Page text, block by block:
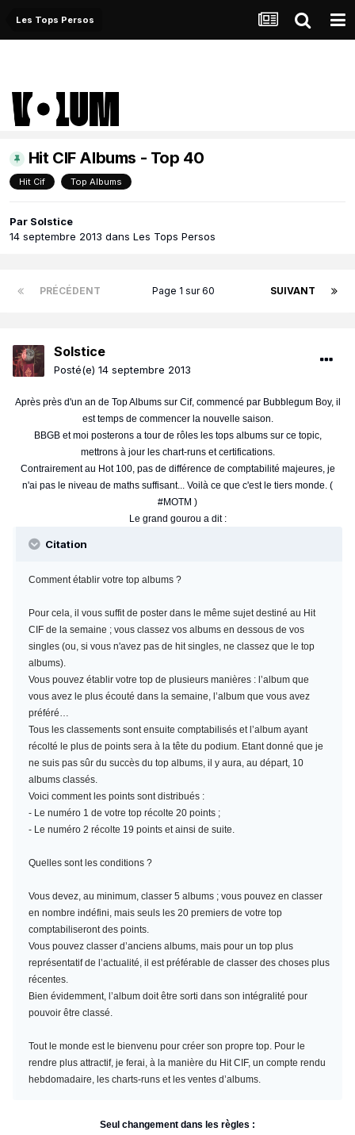
Les Tops Persos
Hit CIF Albums - Top 40
Hit Cif Top Albums
Par Solstice
14 septembre 2013 dans Les Tops Persos
PRÉCÉDENT SUIVANT
Page 1 sur 60
Solstice
Posté(e) 14 septembre 2013
Après près d'un an de Top Albums sur Cif, commencé par Bubblegum Boy, il
est temps de commencer la nouvelle saison.
BBGB et moi posterons a tour de rôles les tops albums sur ce topic,
mettrons à jour les chart-runs et certifications.
Contrairement au Hot 100, pas de différence de comptabilité majeures, je
n'ai pas le niveau de maths suffisant... Voilà ce que c'est le tiers monde. (
#MOTM )
Le grand gourou a dit :
Citation
Comment établir votre top albums ?
Pour cela, il vous suffit de poster dans le même sujet destiné au Hit
CIF de la semaine ; vous classez vos albums en dessous de vos
singles (ou, si vous n'avez pas de hit singles, ne classez que le top
albums).
Vous pouvez établir votre top de plusieurs manières : l’album que
vous avez le plus écouté dans la semaine, l’album que vous avez
préféré…
Tous les classements sont ensuite comptabilisés et l’album ayant
récolté le plus de points sera à la tête du podium. Etant donné que je
ne suis pas sûr du succès du top albums, il y aura, au départ, 10
albums classés.
Voici comment les points sont distribués :
- Le numéro 1 de votre top récolte 20 points ;
- Le numéro 2 récolte 19 points et ainsi de suite.
Quelles sont les conditions ?
Vous devez, au minimum, classer 5 albums ; vous pouvez en classer
en nombre indéfini, mais seuls les 20 premiers de votre top
comptabiliseront des points.
Vous pouvez classer d’anciens albums, mais pour un top plus
représentatif de l’actualité, il est préférable de classer des choses plus
récentes.
Bien évidemment, l’album doit être sorti dans son intégralité pour
pouvoir être classé.
Tout le monde est le bienvenu pour créer son propre top. Pour le
rendre plus attractif, je ferai, à la manière du Hit CIF, un compte rendu
hebdomadaire, les charts-runs et les ventes d’albums.
Seul changement dans les règles :